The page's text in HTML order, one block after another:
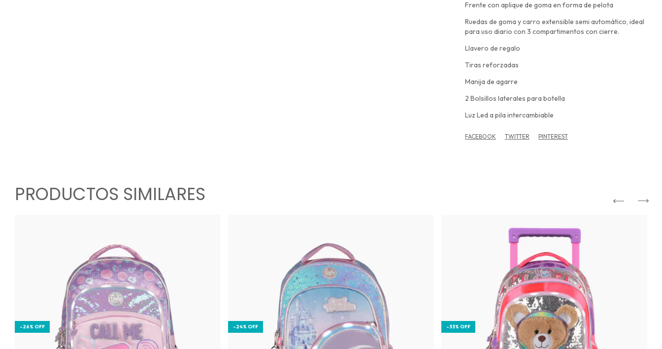
Frente con aplique de goma en forma de pelota
Ruedas de goma y carro extensible semi automático, ideal
para uso diario con 3 compartimentos con cierre.
Llavero de regalo
Tiras reforzadas
Manija de agarre
2 Bolsillos laterales para botella
Luz Led a pila intercambiable
FACEBOOK TWITTER PINTEREST
PRODUCTOS SIMILARES
-26% OFF -24% OFF -33% OFF